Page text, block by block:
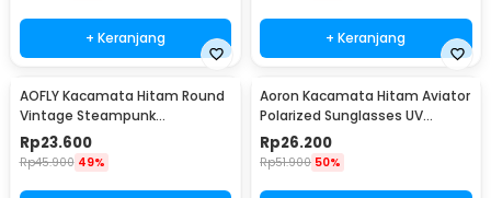
+ Keranjang + Keranjang
AOFLY Kacamata Hitam Round
Vintage Steampunk
Sunglasses
Rp23.600
Rp45.900 49%
Aoron Kacamata Hitam Aviator
Polarized Sunglasses UV
Protection - RB2132
Rp26.200
Rp51.900 50%